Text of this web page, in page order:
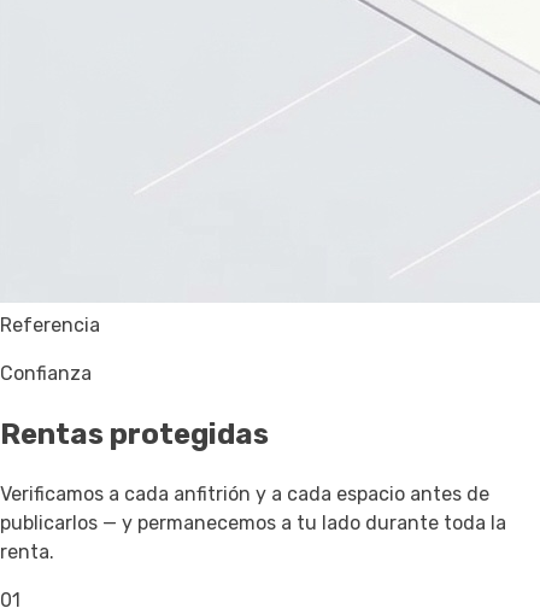
Referencia
Confianza
Rentas protegidas
Verificamos a cada anfitrión y a cada espacio antes de
publicarlos — y permanecemos a tu lado durante toda la
renta.
01